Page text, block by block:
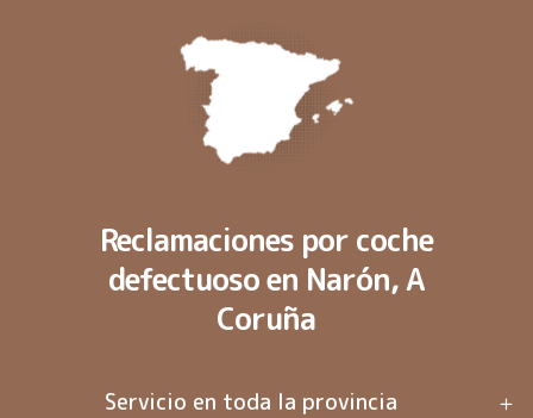
Reclamaciones por coche
defectuoso en Narón, A
Coruña
Servicio en toda la provincia